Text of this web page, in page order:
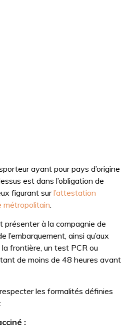
ayant pour pays d’origine
est dans l’obligation de
figurant surl’attestation
métropolitain
présenter à la compagnie de
ainsi qu’aux
frontière, un test PCR ou
de moins de 48 heures avant
les formalités définies
: